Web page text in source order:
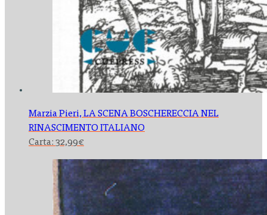
Marzia Pieri,LA SCENA BOSCHERECCIA NEL
RINASCIMENTO ITALIANO
Carta: 32,99€